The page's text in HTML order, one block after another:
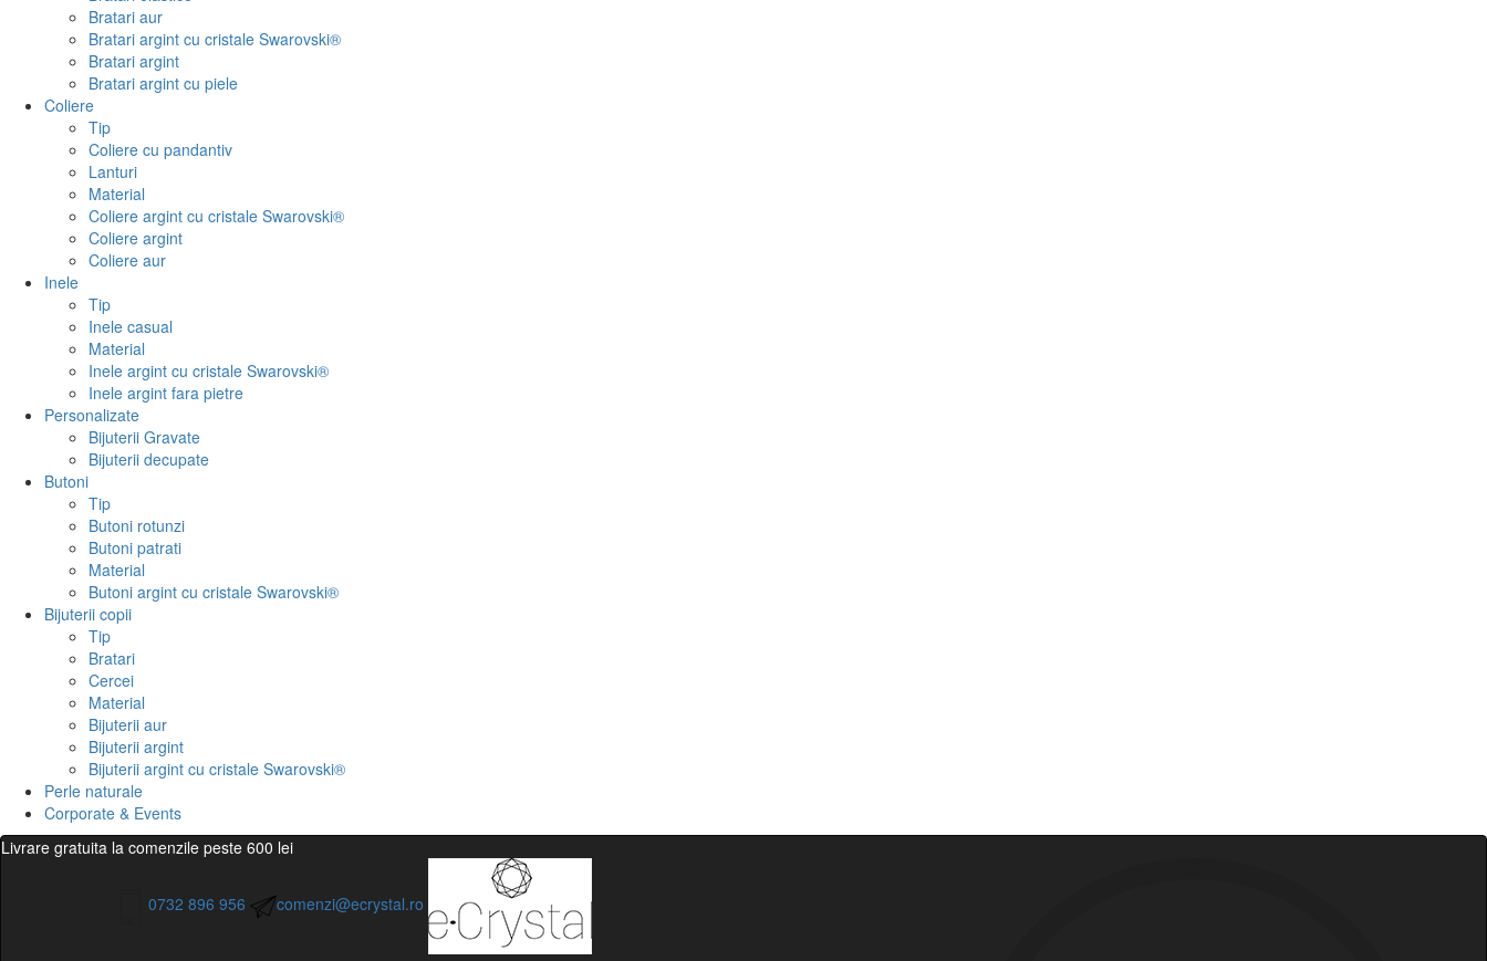
Bratari aur
Bratari argint cu cristale Swarovski®
Bratari argint
Bratari argint cu piele
Coliere
Tip
Coliere cu pandantiv
Lanturi
Material
Coliere argint cu cristale Swarovski®
Coliere argint
Coliere aur
Inele
Tip
Inele casual
Material
Inele argint cu cristale Swarovski®
Inele argint fara pietre
Personalizate
Bijuterii Gravate
Bijuterii decupate
Butoni
Tip
Butoni rotunzi
Butoni patrati
Material
Butoni argint cu cristale Swarovski®
Bijuterii copii
Tip
Bratari
Cercei
Material
Bijuterii aur
Bijuterii argint
Bijuterii argint cu cristale Swarovski®
Perle naturale
Corporate & Events
Livrare gratuita la comenzile peste 600 lei
0732 896 956 comenzi@ecrystal.ro